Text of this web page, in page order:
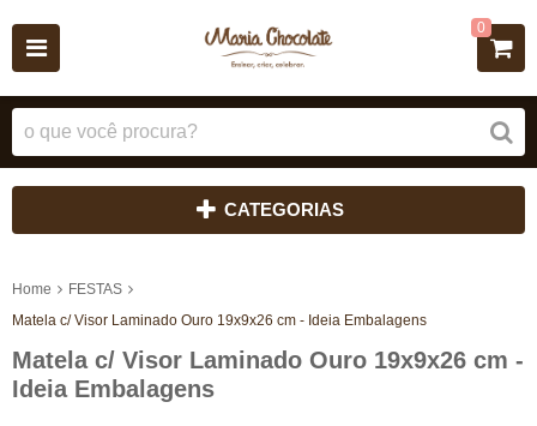
0
CATEGORIAS
Home
FESTAS
Matela c/ Visor Laminado Ouro 19x9x26 cm - Ideia Embalagens
Matela c/ Visor Laminado Ouro 19x9x26 cm -
Ideia Embalagens